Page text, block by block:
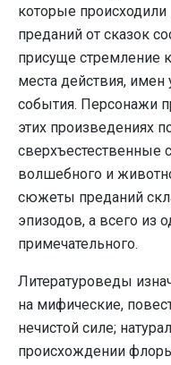
которые происходили
преданий от сказок
присуще стремление
места действия,
события. Персонажи
этих произведениях
сверхъестественные
волшебного и
сюжеты преданий
эпизодов, а всего из
примечательного.
Литературоведы
на мифические,
нечистой силе;
происхождении